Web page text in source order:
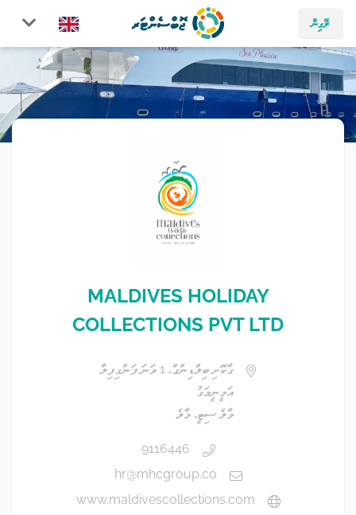
ލޮގިން
MALDIVES HOLIDAY
COLLECTIONS PVT LTD
ގާކޮށި ބިލްޑިންގް، 1 ވަނަ ފަންގިފިލާ
އަމީނީމަގު
މާލެ ސިޓީ، މާލެ
9116446
hr@mhcgroup.co
www.maldivescollections.com